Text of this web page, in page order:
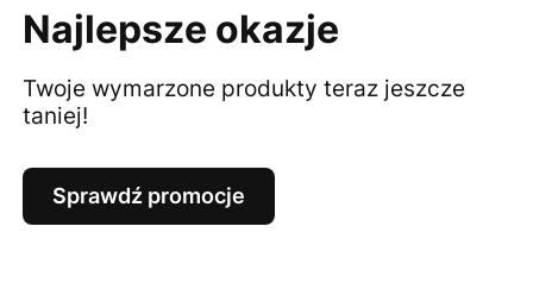
Najlepsze okazje
Twoje wymarzone produkty teraz jeszcze
taniej!
Sprawdź promocje